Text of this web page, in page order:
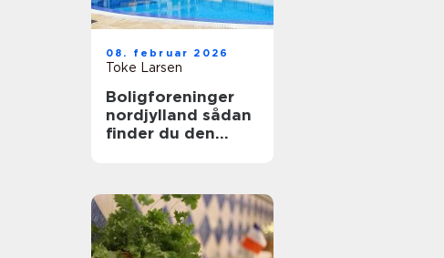
08. februar 2026
Toke Larsen
Boligforeninger
nordjylland sådan
finder du den